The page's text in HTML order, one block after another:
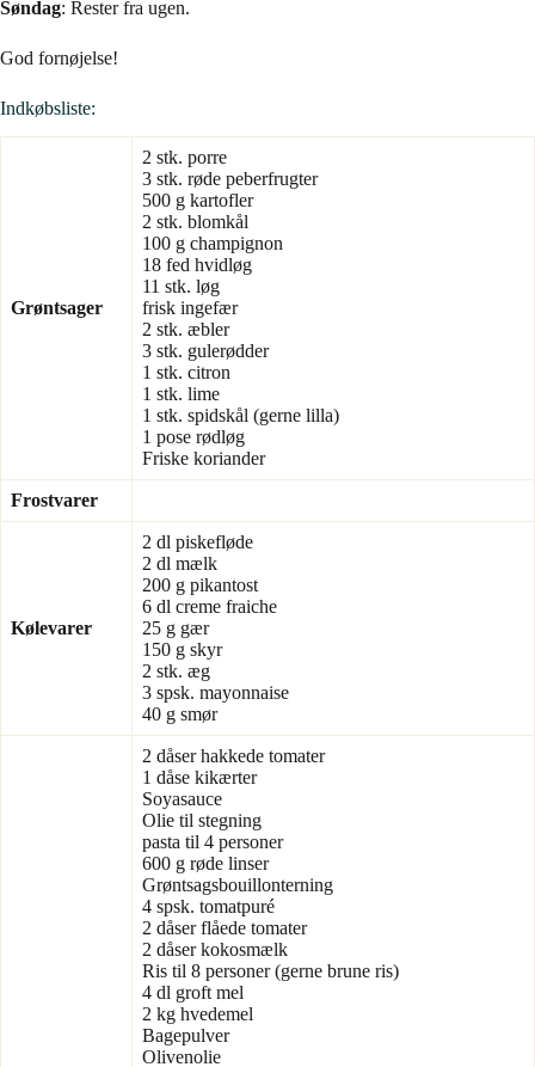
Søndag: Rester fra ugen.
God fornøjelse!
Indkøbsliste:
Grøntsager
2 stk. porre
3 stk. røde peberfrugter
500 g kartofler
2 stk. blomkål
100 g champignon
18 fed hvidløg
11 stk. løg
frisk ingefær
2 stk. æbler
3 stk. gulerødder
1 stk. citron
1 stk. lime
1 stk. spidskål (gerne lilla)
1 pose rødløg
Friske koriander
Frostvarer
Kølevarer
2 dl piskefløde
2 dl mælk
200 g pikantost
6 dl creme fraiche
25 g gær
150 g skyr
2 stk. æg
3 spsk. mayonnaise
40 g smør
2 dåser hakkede tomater
1 dåse kikærter
Soyasauce
Olie til stegning
pasta til 4 personer
600 g røde linser
Grøntsagsbouillonterning
4 spsk. tomatpuré
2 dåser flåede tomater
2 dåser kokosmælk
Ris til 8 personer (gerne brune ris)
4 dl groft mel
2 kg hvedemel
Bagepulver
Olivenolie